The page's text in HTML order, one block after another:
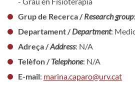
Grup de Recerca /Research group:
Departament /Department:
Adreça /Address: N/A
Telèfon /Telephone: N/A
E-mail: marina.caparo@urv.cat